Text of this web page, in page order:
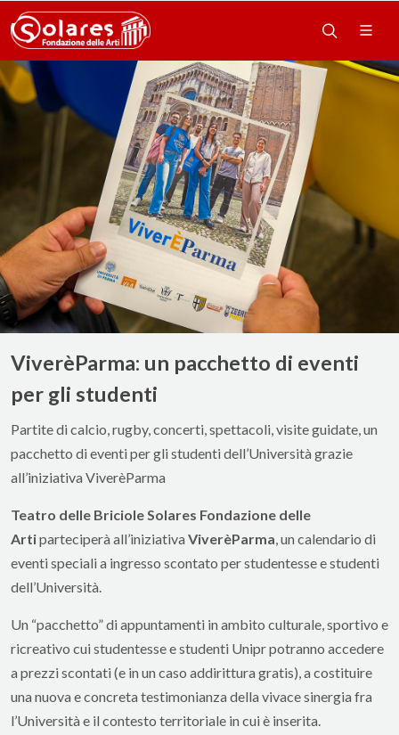
ViverèParma: un pacchetto di eventi
per gli studenti
Partite di calcio, rugby, concerti, spettacoli, visite guidate, un
pacchetto di eventi per gli studenti dell’Università grazie
all’iniziativa ViverèParma
Teatro delle Briciole Solares Fondazione delle
Artiparteciperà all’iniziativa ViverèParma, un calendario di
eventi speciali a ingresso scontato per studentesse e studenti
dell’Università.
Un “pacchetto” di appuntamenti in ambito culturale, sportivo e
ricreativo cui studentesse e studenti Unipr potranno accedere
a prezzi scontati (e in un caso addirittura gratis), a costituire
una nuova e concreta testimonianza della vivace sinergia fra
l’Università e il contesto territoriale in cui è inserita.